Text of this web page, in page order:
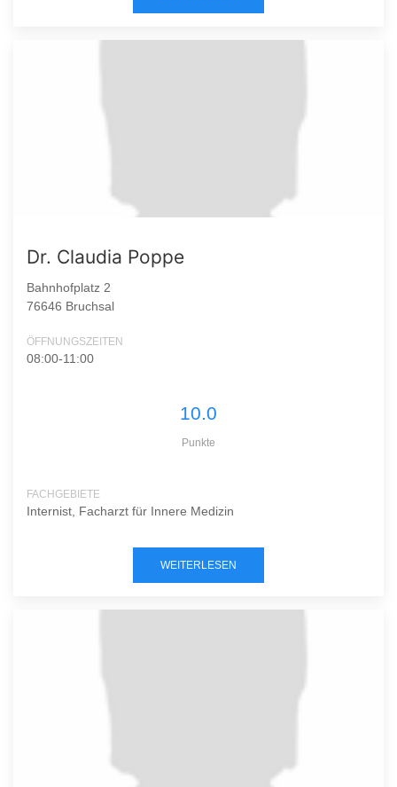
Dr. Claudia Poppe
Bahnhofplatz 2
76646 Bruchsal
ÖFFNUNGSZEITEN
08:00-11:00
10.0
Punkte
FACHGEBIETE
Internist, Facharzt für Innere Medizin
WEITERLESEN